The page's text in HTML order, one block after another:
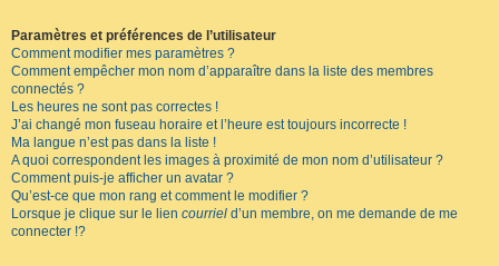
Paramètres et préférences de l’utilisateur
Comment modifier mes paramètres ?
Comment empêcher mon nom d’apparaître dans la liste des membres
connectés ?
Les heures ne sont pas correctes !
J’ai changé mon fuseau horaire et l’heure est toujours incorrecte !
Ma langue n’est pas dans la liste !
A quoi correspondent les images à proximité de mon nom d’utilisateur ?
Comment puis-je afficher un avatar ?
Qu’est-ce que mon rang et comment le modifier ?
Lorsque je clique sur le lien courriel d’un membre, on me demande de me
connecter !?